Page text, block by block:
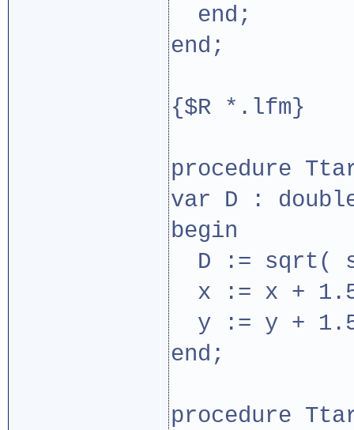
end;
end;
{$R *.lfm}
procedure
var D :
begin
D := sqrt(
x := x +
y := y +
end;
procedure